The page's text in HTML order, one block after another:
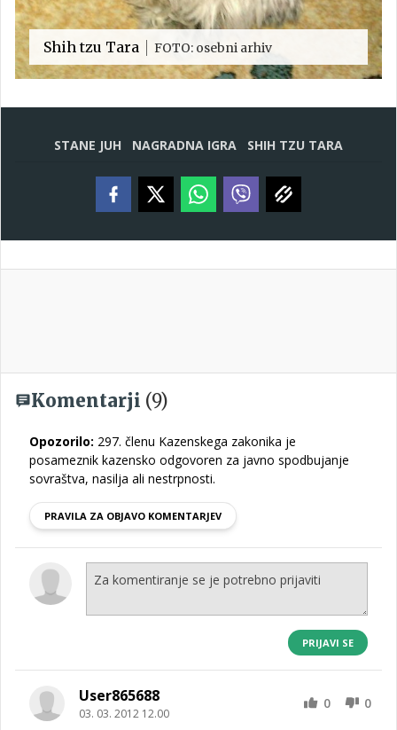
Shih tzu Tara FOTO: osebni arhiv
STANE JUH NAGRADNA IGRA SHIH TZU TARA
Komentarji (9)
Opozorilo: 297. členu Kazenskega zakonika je
posameznik kazensko odgovoren za javno spodbujanje
sovraštva, nasilja ali nestrpnosti.
PRAVILA ZA OBJAVO KOMENTARJEV
PRIJAVI SE
User865688
03. 03. 2012 12.00
0 0